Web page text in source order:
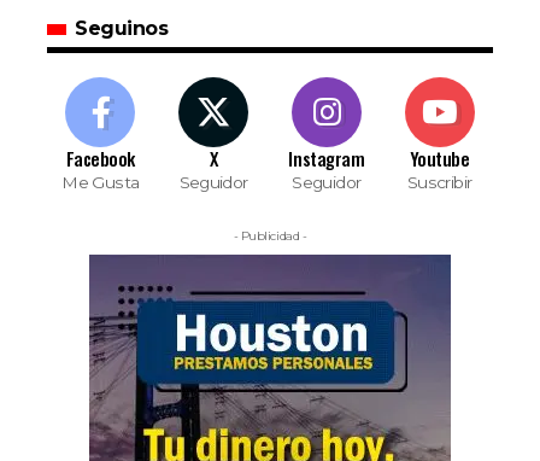
Seguinos
Facebook
Me Gusta
X
Seguidor
Instagram
Seguidor
Youtube
Suscribir
- Publicidad -